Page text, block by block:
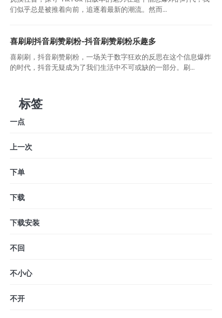
们似乎总是被推着向前，追逐着最新的潮流。然而...
喜刷刷抖音刷赞刷粉-抖音刷赞刷粉乐趣多
喜刷刷，抖音刷赞刷粉，一场关于数字狂欢的反思在这个信息爆炸
的时代，抖音无疑成为了我们生活中不可或缺的一部分。刷...
标签
一点
上一次
下单
下载
下载安装
不回
不小心
不开